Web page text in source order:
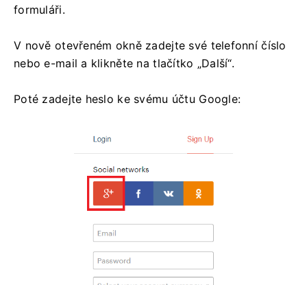
formuláři.
V nově otevřeném okně zadejte své telefonní číslo
nebo e-mail a klikněte na tlačítko „Další“.
Poté zadejte heslo ke svému účtu Google: